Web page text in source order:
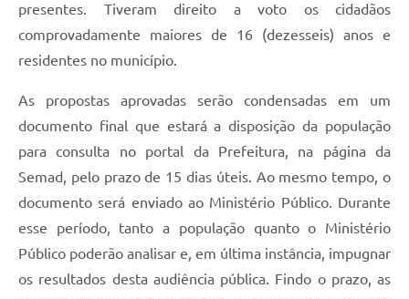
presentes. Tiveram direito a voto os cidadãos
comprovadamente maiores de 16 (dezesseis) anos e
residentes no município.
As propostas aprovadas serão condensadas em um
documento final que estará a disposição da população
para consulta no portal da Prefeitura, na página da
Semad, pelo prazo de 15 dias úteis. Ao mesmo tempo, o
documento será enviado ao Ministério Público. Durante
esse período, tanto a população quanto o Ministério
Público poderão analisar e, em última instância, impugnar
os resultados desta audiência pública. Findo o prazo, as